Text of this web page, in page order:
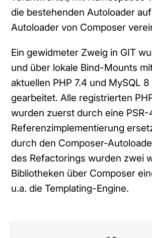
die bestehenden Autoloader
Autoloader von Composer
Ein gewidmeter Zweig in GIT
und über lokale Bind-Mounts
aktuellen PHP 7.4 und MySQL
gearbeitet. Alle registrierten
wurden zuerst durch eine
Referenzimplementierung
durch den Composer-
des Refactorings wurden zwei
Bibliotheken über Composer
u.a. die Templating-Engine.